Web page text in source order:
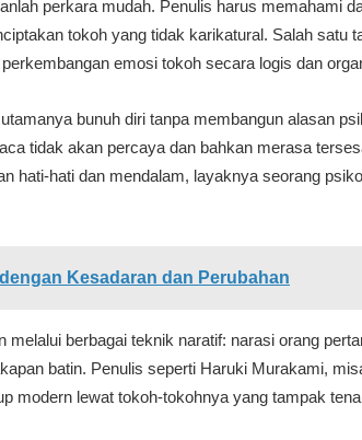
perkara mudah. Penulis harus memahami
tokoh yang tidak karikatural. Salah satu
emosi tokoh secara logis dan
bunuh diri tanpa membangun alasan
tidak akan percaya dan bahkan merasa
hati-hati dan mendalam, layaknya seorang
Kesadaran dan Perubahan
berbagai teknik naratif: narasi orang
batin. Penulis seperti Haruki Murakami,
modern lewat tokoh-tokohnya yang tampak